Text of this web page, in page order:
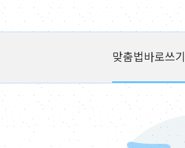
맞춤법바로쓰기